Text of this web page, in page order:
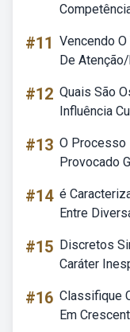
#11 Vencendo
De
#12 Quais São
Influência
#13 O Processo
Provocado
#14 é
Entre
#15 Discretos
Caráter
#16 Classifique
Em